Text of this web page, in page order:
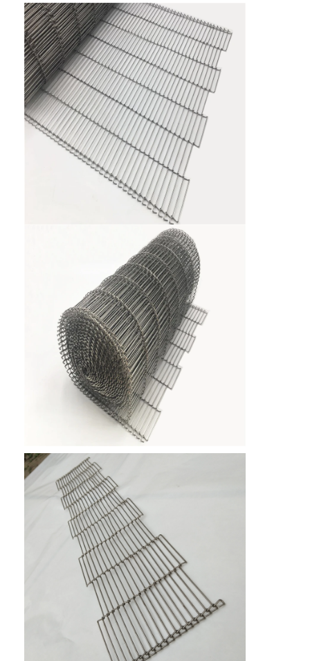
हमारे बारे में
फैक्टरी यात्रा
गुणवत्ता नियंत्रण
हमसे संपर्क करें
समाचार
उच्च तापमान वायर मेष
खाद्य जाल बेल्ट
मधुकोश कन्वेयर बेल्ट
कन्वेयर चेन प्लेट
सोलर फोटोवोल्टिक मेश बेल्ट
चेन मेष बेल्ट
सर्पिल फ्रीजर बेल्ट
ओवन कन्वेयर बेल्ट